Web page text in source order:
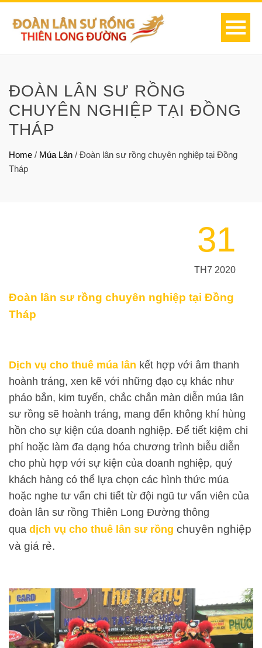
ĐOÀN LÂN SƯ RỒNG
CHUYÊN NGHIỆP TẠI ĐỒNG
THÁP
Home / Múa Lân / Đoàn lân sư rồng chuyên nghiệp tại Đồng
Tháp
31
TH7 2020
Đoàn lân sư rồng chuyên nghiệp tại Đồng
Tháp
Dịch vụ cho thuê múa lân kết hợp với âm thanh
hoành tráng, xen kẽ với những đạo cụ khác như
pháo bắn, kim tuyến, chắc chắn màn diễn múa lân
sư rồng sẽ hoành tráng, mang đến không khí hùng
hồn cho sự kiện của doanh nghiệp. Để tiết kiệm chi
phí hoặc làm đa dạng hóa chương trình biễu diễn
cho phù hợp với sự kiện của doanh nghiệp, quý
khách hàng có thể lựa chọn các hình thức múa
hoặc nghe tư vấn chi tiết từ đội ngũ tư vấn viên của
đoàn lân sư rồng Thiên Long Đường thông
qua dịch vụ cho thuê lân sư rồng chuyên nghiệp
và giá rẻ.